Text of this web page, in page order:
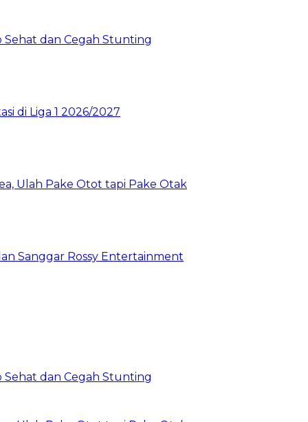
Sehat dan Cegah Stunting
di Liga 1 2026/2027
Ulah Pake Otot tapi Pake Otak
Sanggar Rossy Entertainment
Sehat dan Cegah Stunting